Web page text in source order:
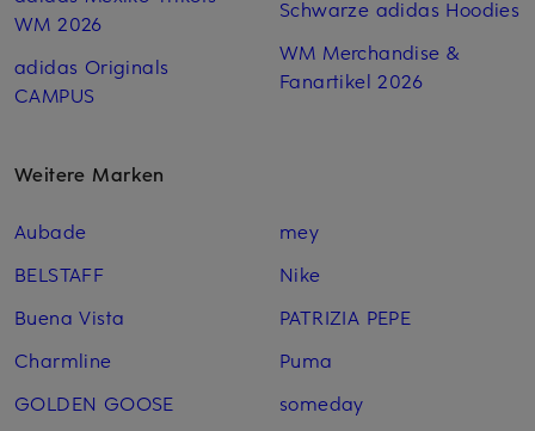
WM 2026
adidas Originals
CAMPUS
Schwarze adidas Hoodies
WM Merchandise &
Fanartikel 2026
Weitere Marken
Aubade
BELSTAFF
Buena Vista
Charmline
GOLDEN GOOSE
mey
Nike
PATRIZIA PEPE
Puma
someday